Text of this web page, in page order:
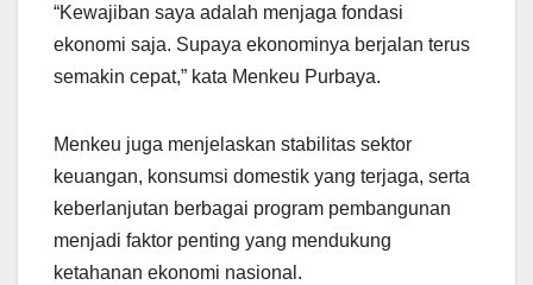
“Kewajiban saya adalah menjaga fondasi
ekonomi saja. Supaya ekonominya berjalan terus
semakin cepat,” kata Menkeu Purbaya.
Menkeu juga menjelaskan stabilitas sektor
keuangan, konsumsi domestik yang terjaga, serta
keberlanjutan berbagai program pembangunan
menjadi faktor penting yang mendukung
ketahanan ekonomi nasional.